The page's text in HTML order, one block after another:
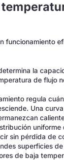
funcionamiento
la
de flujo
regula
Una curva
sin pérdida de
superficies
de baja